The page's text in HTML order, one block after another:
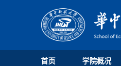
首页 学院概况